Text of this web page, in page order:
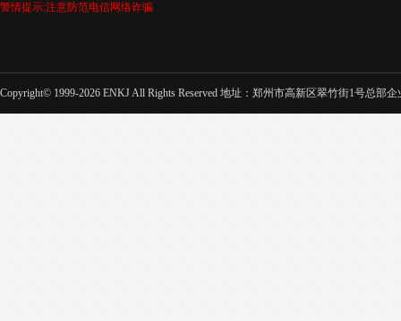
警情提示:注意防范电信网络诈骗
Copyright© 1999-2026 ENKJ All Rights Reserved 地址：郑州市高新区翠竹街1号